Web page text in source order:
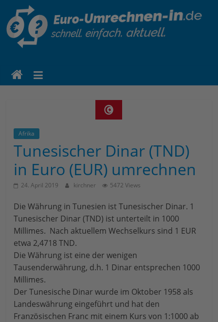
euro-
umrechnen-
in.de
weitere
WordPress-
Website
Afrika
Tunesischer Dinar (TND)
in Euro (EUR) umrechnen
24. April 2019 kirchner 5472 Views
Die Währung in Tunesien ist Tunesischer Dinar. 1
Tunesischer Dinar (TND) ist unterteilt in 1000
Millimes. Nach aktuellem Wechselkurs sind 1 EUR
etwa 2,4718 TND.
Die Währung ist eine der wenigen
Tausenderwährung, d.h. 1 Dinar entsprechen 1000
Millimes.
Der Tunesische Dinar wurde im Oktober 1958 als
Landeswährung eingeführt und hat den
Französischen Franc mit einem Kurs von 1:1000 ab